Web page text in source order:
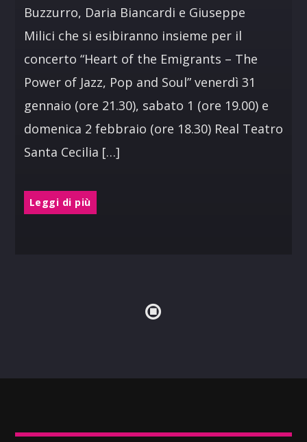
Buzzurro, Daria Biancardi e Giuseppe
Milici che si esibiranno insieme per il
concerto “Heart of the Emigrants – The
Power of Jazz, Pop and Soul” venerdì 31
gennaio (ore 21.30), sabato 1 (ore 19.00) e
domenica 2 febbraio (ore 18.30) Real Teatro
Santa Cecilia […]
Leggi di più